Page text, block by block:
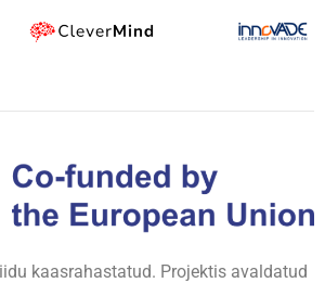
kaasrahastatud. Projektis avaldatud